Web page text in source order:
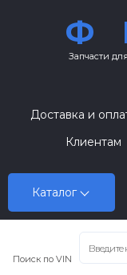
Ф
Запчасти
Каталог
Доставка и
Клиентам
Поиск по VIN